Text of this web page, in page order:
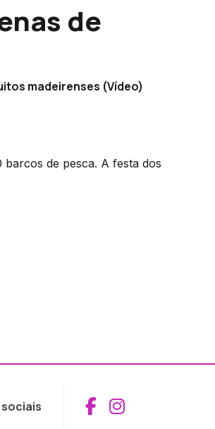
de
madeirenses (Vídeo)
barcos de pesca. A festa dos
Aceder ao
Aceder ao